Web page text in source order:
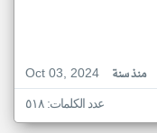
Oct 03, 2024
منذ سنة
عدد الكلمات: ٥١٨